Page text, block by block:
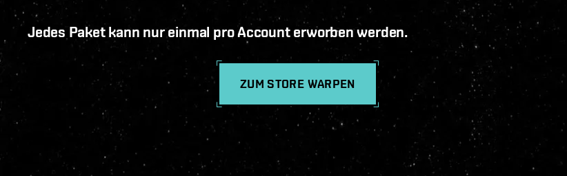
Jedes Paket kann nur einmal pro Account erworben werden.
ZUM STORE WARPEN